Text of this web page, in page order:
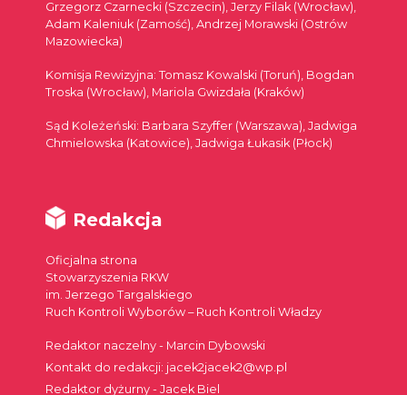
Grzegorz Czarnecki (Szczecin), Jerzy Filak (Wrocław),
Adam Kaleniuk (Zamość), Andrzej Morawski (Ostrów
Mazowiecka)
Komisja Rewizyjna: Tomasz Kowalski (Toruń), Bogdan
Troska (Wrocław), Mariola Gwizdała (Kraków)
Sąd Koleżeński: Barbara Szyffer (Warszawa), Jadwiga
Chmielowska (Katowice), Jadwiga Łukasik (Płock)
Redakcja
Oficjalna strona
Stowarzyszenia RKW
im. Jerzego Targalskiego
Ruch Kontroli Wyborów – Ruch Kontroli Władzy
Redaktor naczelny - Marcin Dybowski
Kontakt do redakcji: jacek2jacek2@wp.pl
Redaktor dyżurny - Jacek Biel